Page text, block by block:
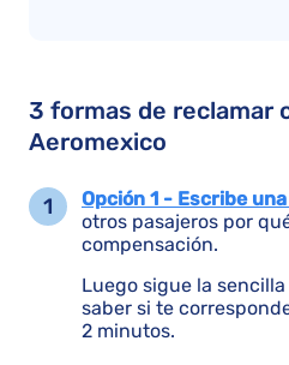
3 formas de reclamar
Aeromexico
Opción 1 - Escribe
otros pasajeros por
compensación.
Luego sigue la
saber si te
2 minutos.